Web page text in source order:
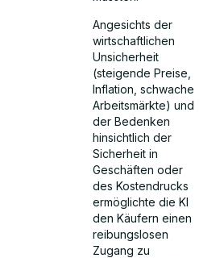
Angesichts der
wirtschaftlichen
Unsicherheit
(steigende Preise,
Inflation, schwache
Arbeitsmärkte) und
der Bedenken
hinsichtlich der
Sicherheit in
Geschäften oder
des Kostendrucks
ermöglichte die KI
den Käufern einen
reibungslosen
Zugang zu